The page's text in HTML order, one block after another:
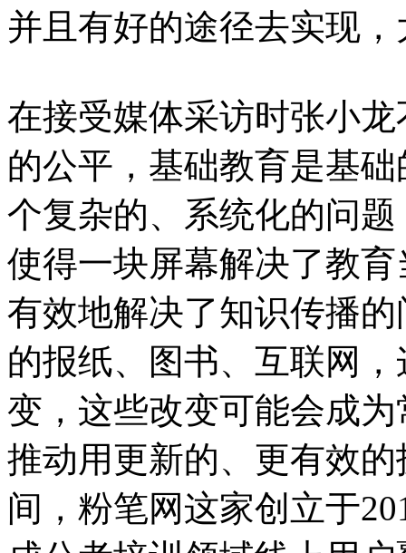
并且有好的途径去实现
在接受媒体采访时张小
的公平，基础教育是基
个复杂的、系统化的问
使得一块屏幕解决了教
有效地解决了知识传播
的报纸、图书、互联网
变，这些改变可能会成
推动用更新的、更有效
间，粉笔网这家创立于